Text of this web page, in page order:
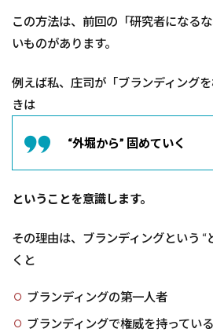
ら
考
え
外
か
ら
考
た
容系
3.2
この方法は、前回の「研究者になる
いものがあります。
例えば私、庄司が「ブランディング
きは
“外堀から” 固めていく
ということを意識します。
その理由は、ブランディングという “
くと
ブランディングの第一人者
ブランディングで権威を持ってい